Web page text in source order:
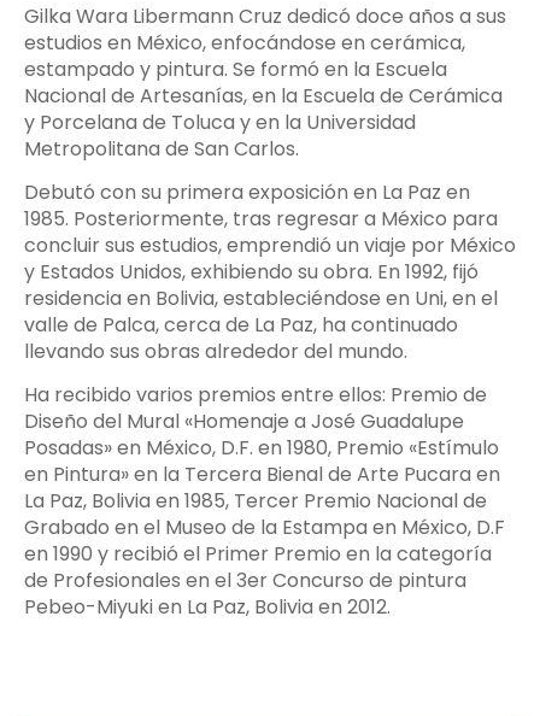
Gilka Wara Libermann Cruz dedicó doce años a sus
estudios en México, enfocándose en cerámica,
estampado y pintura. Se formó en la Escuela
Nacional de Artesanías, en la Escuela de Cerámica
y Porcelana de Toluca y en la Universidad
Metropolitana de San Carlos.
Debutó con su primera exposición en La Paz en
1985. Posteriormente, tras regresar a México para
concluir sus estudios, emprendió un viaje por México
y Estados Unidos, exhibiendo su obra. En 1992, fijó
residencia en Bolivia, estableciéndose en Uni, en el
valle de Palca, cerca de La Paz, ha continuado
llevando sus obras alrededor del mundo.
Ha recibido varios premios entre ellos: Premio de
Diseño del Mural «Homenaje a José Guadalupe
Posadas» en México, D.F. en 1980, Premio «Estímulo
en Pintura» en la Tercera Bienal de Arte Pucara en
La Paz, Bolivia en 1985, Tercer Premio Nacional de
Grabado en el Museo de la Estampa en México, D.F
en 1990 y recibió el Primer Premio en la categoría
de Profesionales en el 3er Concurso de pintura
Pebeo-Miyuki en La Paz, Bolivia en 2012.